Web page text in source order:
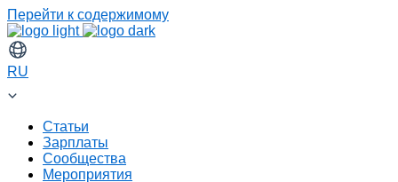
Перейти к содержимому
RU
Статьи
Зарплаты
Сообщества
Мероприятия